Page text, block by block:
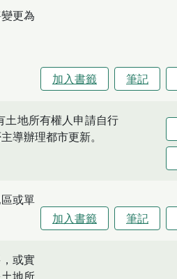
更為
加入書籤 筆記
土地所有權人申請自行
導辦理都市更新。
或單
加入書籤 筆記
或實